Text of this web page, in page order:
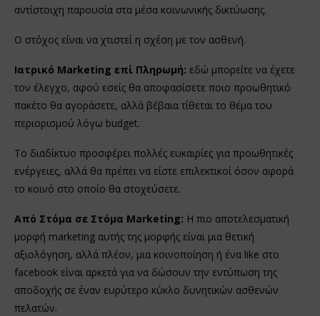
αντίστοιχη παρουσία στα μέσα κοινωνικής δικτύωσης.
Ο στόχος είναι να χτιστεί η σχέση με τον ασθενή.
Ιατρικό Marketing επί Πληρωμή: εδώ μπορείτε να έχετε
τον έλεγχο, αφού εσείς θα αποφασίσετε ποιο προωθητικό
πακέτο θα αγοράσετε, αλλά βέβαια τίθεται το θέμα του
περιορισμού λόγω budget.
Το διαδίκτυο προσφέρει πολλές ευκαιρίες για προωθητικές
ενέργειες, αλλά θα πρέπει να είστε επιλεκτικοί όσον αφορά
το κοινό στο οποίο θα στοχεύσετε.
Από Στόμα σε Στόμα Marketing: H πιο αποτελεσματική
μορφή marketing αυτής της μορφής είναι μια θετική
αξιολόγηση, αλλά πλέον, μια κοινοποίηση ή ένα like στο
facebook είναι αρκετά για να δώσουν την εντύπωση της
αποδοχής σε έναν ευρύτερο κύκλο δυνητικών ασθενών
πελατών.